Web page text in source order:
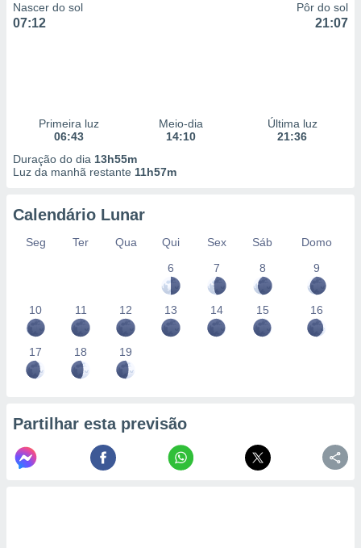
Nascer do sol
07:12
Pôr do sol
21:07
Primeira luz
06:43
Meio-dia
14:10
Última luz
21:36
Duração do dia 13h55m
Luz da manhã restante 11h57m
Calendário Lunar
Seg Ter Qua Qui Sex Sáb
Domo
6
7 8 9
10 11 12 13 14 15 16
17 18 19
Partilhar esta previsão